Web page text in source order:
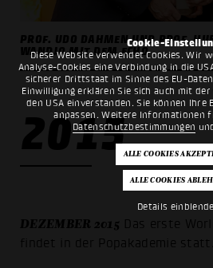
Cookie-
Diese Website verwendet Cookies. Wir
Analyse-Cookies eine Verbindung in die
sicherer Drittstaat im Sinne des EU-
Einwilligung erklären Sie sich auch mit
den USA einverstanden. Sie können Ihre
anpassen. Weitere Informationen
Datenschutzbestimmungen
Details
PROF. UDO DAHMEN UND PROF.
WANDJO MIT DEM ECHO
2015
DEZEMBER 2015 Das erste
findet in der Popakademie statt.